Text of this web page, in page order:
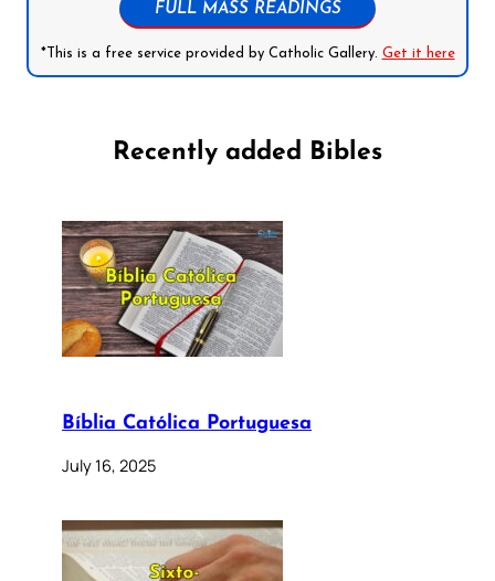
FULL MASS READINGS
*This is a free service provided by Catholic Gallery. Get it here
Recently added Bibles
Bíblia Católica Portuguesa
July 16, 2025